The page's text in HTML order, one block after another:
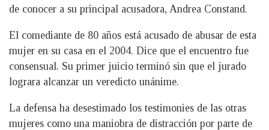
de conocer a su principal acusadora, Andrea Constand.
El comediante de 80 años está acusado de abusar de esta
mujer en su casa en el 2004. Dice que el encuentro fue
consensual. Su primer juicio terminó sin que el jurado
lograra alcanzar un veredicto unánime.
La defensa ha desestimado los testimonies de las otras
mujeres como una maniobra de distracción por parte de